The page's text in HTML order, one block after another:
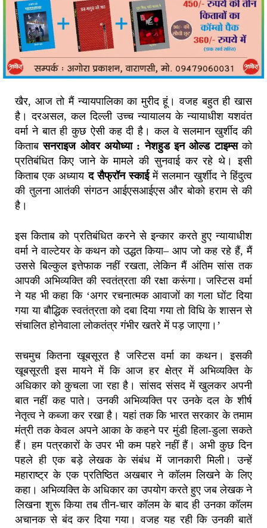
खैर, आज तो मैं न्यायपालिका का मुरीद हूं। वजह बहुत ही खास
है। दरअसल, कल दिल्ली उच्च न्यायालय के न्यायाधीश यशवंत
वर्मा ने बात ही कुछ ऐसी कह दी है। कल वे सलमान खुर्शीद की
किताबसनराइज ओवर अयोध्या : नेशहुड इन ओल्ड टाइम्सको
प्रतिबंधित किए जाने के मामले की सुनवाई कर रहे थे। इसी
किताब एक अध्यायद सैफ्रॉन स्काईमें सलमान खुर्शीद ने हिंदुत्व
की तुलना आतंकी संगठन आईएसआईएस और बोको हराम से की
है।
इस किताब को प्रतिबंधित करने से इन्कार करते हुए न्यायाधीश
वर्मा ने वाल्टेयर के कथन को उद्धत किया– आप जो कह रहे हैं, मैं
उससे बिल्कुल इत्तेफाक नहीं रखता, लेकिन मैं अंतिम सांस तक
आपकी अभिव्यक्ति की स्वतंत्रता की रक्षा करूंगा। जस्टिस वर्मा
ने यह भी कहा कि ‘अगर रचनात्मक आवाजों का गला घोंट दिया
गया या बौद्धिक स्वतंत्रता को दबा दिया गया तो विधि के शासन से
संचालित होनेवाला लोकतंत्र गंभीर खतरे में पड़ जाएगा।’
सचमुच कितना खूबसूरत है जस्टिस वर्मा का कथन। इसकी
खूबसूरती इस मायने में कि आज हर क्षेत्र में अभिव्यक्ति के
अधिकार को कुचला जा रहा है। सांसद संसद में खुलकर अपनी
बात नहीं कह पाते। उनकी अभिव्यक्ति पर उनके दल के शीर्ष
नेतृत्व ने कब्जा कर रखा है। यहां तक कि भारत सरकार के तमाम
मंत्री तक केवल अपने आका के कहने पर मुंडी हिला-डुला सकते
हैं। हम पत्रकारों के उपर भी कम पहरे नहीं हैं। अभी कुछ दिन
पहले ही एक बड़े लेखक के संबंध में जानकारी मिली। उन्हें
महाराष्ट्र के एक प्रतिष्ठित अखबार ने कॉलम लिखने के लिए
कहा। अभिव्यक्ति के अधिकार का उपयोग करते हुए जब लेखक ने
लिखना शुरू किया तब तीन-चार कॉलम के बाद ही उनका कॉलम
अचानक से बंद कर दिया गया। वजह यह रही कि उनकी बातें